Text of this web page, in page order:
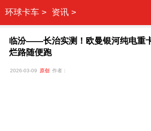
环球卡车 > 资讯 >
临汾——长治实测！欧曼银河纯电重
烂路随便跑
2026-03-09 原创 作者：